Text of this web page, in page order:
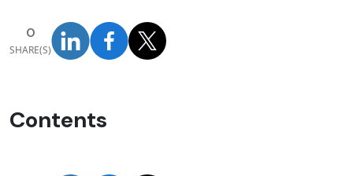
0
SHARE(S)
Contents